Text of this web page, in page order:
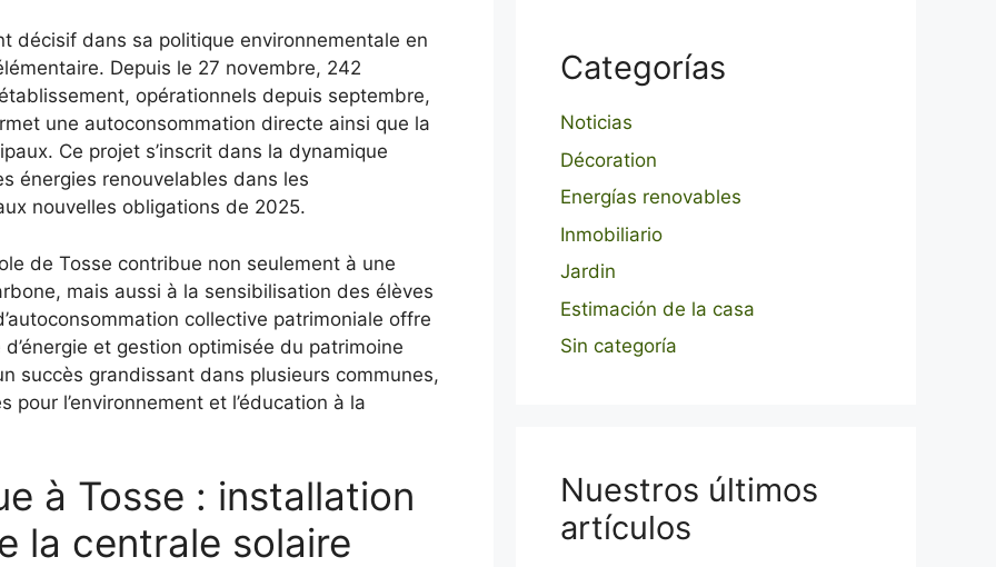
décisif dans sa politique environnementale en
Depuis le 27 novembre, 242
opérationnels depuis septembre,
une autoconsommation directe ainsi que la
Ce projet s’inscrit dans la dynamique
énergies renouvelables dans les
nouvelles obligations de 2025.
de Tosse contribue non seulement à une
mais aussi à la sensibilisation des élèves
collective patrimoniale offre
et gestion optimisée du patrimoine
succès grandissant dans plusieurs communes,
l’environnement et l’éducation à la
à Tosse : installation
la centrale solaire
Categorías
Noticias
Décoration
Energías renovables
Inmobiliario
Jardin
Estimación de la casa
Sin categoría
Nuestros últimos
artículos